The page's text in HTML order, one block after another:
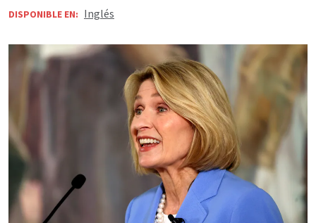
DISPONIBLE EN: Inglés